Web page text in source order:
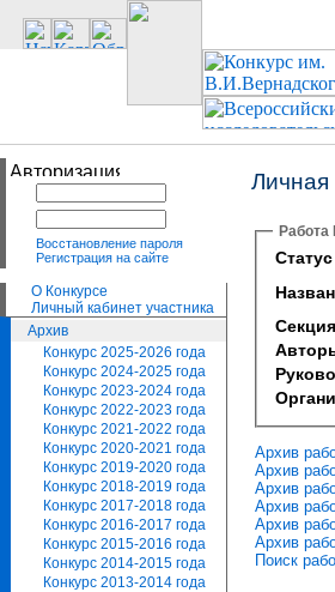
Восстановление пароля
Регистрация на сайте
О Конкурсе
Личный кабинет участника
Архив
Конкурс 2025-2026 года
Конкурс 2024-2025 года
Конкурс 2023-2024 года
Конкурс 2022-2023 года
Конкурс 2021-2022 года
Конкурс 2020-2021 года
Конкурс 2019-2020 года
Конкурс 2018-2019 года
Конкурс 2017-2018 года
Конкурс 2016-2017 года
Конкурс 2015-2016 года
Конкурс 2014-2015 года
Конкурс 2013-2014 года
Личная
Архив
Архив
Архив
Архив
Архив
Архив
Поиск